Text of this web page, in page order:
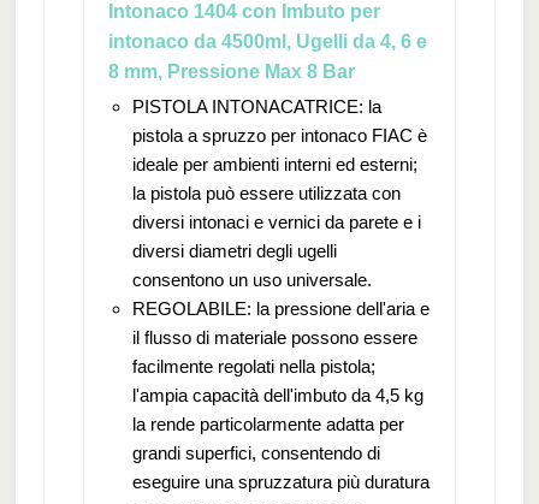
Intonaco 1404 con Imbuto per
intonaco da 4500ml, Ugelli da 4, 6 e
8 mm, Pressione Max 8 Bar
PISTOLA INTONACATRICE: la
pistola a spruzzo per intonaco FIAC è
ideale per ambienti interni ed esterni;
la pistola può essere utilizzata con
diversi intonaci e vernici da parete e i
diversi diametri degli ugelli
consentono un uso universale.
REGOLABILE: la pressione dell'aria e
il flusso di materiale possono essere
facilmente regolati nella pistola;
l'ampia capacità dell'imbuto da 4,5 kg
la rende particolarmente adatta per
grandi superfici, consentendo di
eseguire una spruzzatura più duratura